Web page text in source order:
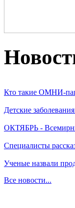
Кто такие ОМНИ-
Детские
ОКТЯБРЬ -
Специалисты
Ученые назвали
Все новости...